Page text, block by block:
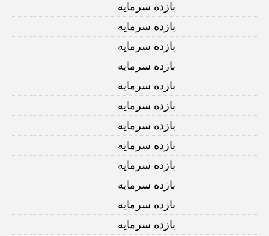
بازده سرمایه
بازده سرمایه
بازده سرمایه
بازده سرمایه
بازده سرمایه
بازده سرمایه
بازده سرمایه
بازده سرمایه
بازده سرمایه
بازده سرمایه
بازده سرمایه
بازده سرمایه